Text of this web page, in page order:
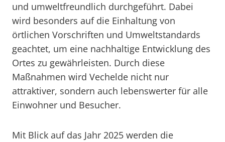
und umweltfreundlich durchgeführt. Dabei
wird besonders auf die Einhaltung von
örtlichen Vorschriften und Umweltstandards
geachtet, um eine nachhaltige Entwicklung des
Ortes zu gewährleisten. Durch diese
Maßnahmen wird Vechelde nicht nur
attraktiver, sondern auch lebenswerter für alle
Einwohner und Besucher.
Mit Blick auf das Jahr 2025 werden die